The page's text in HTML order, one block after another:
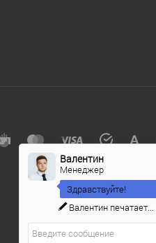
Валентин
Менеджер
Здравствуйте!
Валентин печатает...